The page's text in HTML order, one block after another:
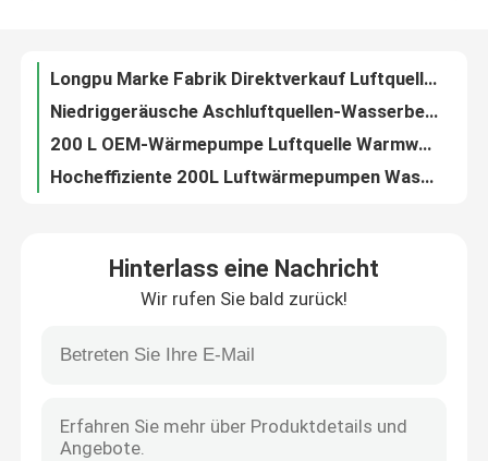
Werksbesichtigung
Qualitätskontrolle
Solarthermischer Kocher
100 l 150 l 200 l Wärmepumpe Wasserheizungen Luftquelle Kompaktmaschine
100L-Emalierstahlzylinder Luftquelle Wärmepumpe Warmwasserbereiter mit Lärm 52dB A
100 Liter Luftwärmepumpe integrierte Warmwasserbereiter für Wohn- und Gewerbeflächen
150l All-in-One-Wärmepumpe mit Luftquelle Warmwasserbereiter für Heizung und Warmwasserversorgung von Haushalten
Hinterlass eine Nachricht
Wir rufen Sie bald zurück!